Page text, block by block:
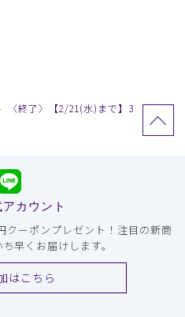
〈終了〉【2/21(水)まで】3
カウント
クーポンプレゼント！注目の新商
早くお届けします。
はこちら